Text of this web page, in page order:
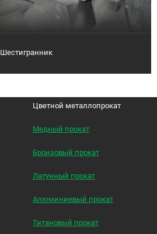
Шестигранник
Цветной металлопрокат
Медный прокат
Бронзовый прокат
Латунный прокат
Алюминиевый прокат
Титановый прокат